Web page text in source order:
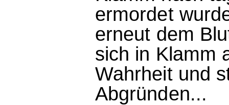
ermordet
erneut dem
sich in Klamm
Wahrheit und
Abgründen...